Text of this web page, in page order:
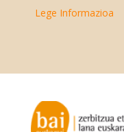
Lege Informazioa